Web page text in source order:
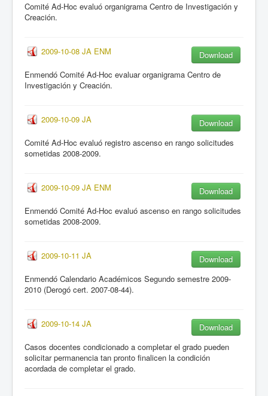
Comité Ad-Hoc evaluó organigrama Centro de Investigación y
Creación.
2009-10-08 JA ENM
Download
Enmendó Comité Ad-Hoc evaluar organigrama Centro de
Investigación y Creación.
2009-10-09 JA
Download
Comité Ad-Hoc evaluó registro ascenso en rango solicitudes
sometidas 2008-2009.
2009-10-09 JA ENM
Download
Enmendó Comité Ad-Hoc evaluó ascenso en rango solicitudes
sometidas 2008-2009.
2009-10-11 JA
Download
Enmendó Calendario Académicos Segundo semestre 2009-
2010 (Derogó cert. 2007-08-44).
2009-10-14 JA
Download
Casos docentes condicionado a completar el grado pueden
solicitar permanencia tan pronto finalicen la condición
acordada de completar el grado.